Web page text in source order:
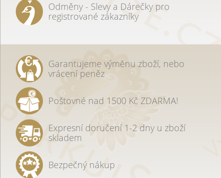
Odměny - Slevy a Dárečky pro
registrované zákazníky
Garantujeme výměnu zboží, nebo
vrácení peněz
Poštovné nad 1500 Kč ZDARMA!
Expresní doručení 1-2 dny u zboží
skladem
Bezpečný nákup